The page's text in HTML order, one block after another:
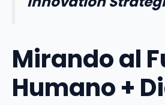
Mirando al
Humano +